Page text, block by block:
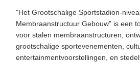
"Het Grootschalige Sportstadion-
Membraanstructuur Gebouw" is een
voor stalen membraanstructuren,
grootschalige sportevenementen,
entertainmentvoorstellingen, en